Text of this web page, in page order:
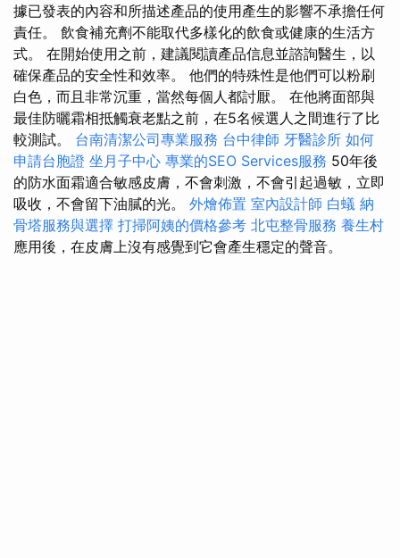
據已發表的內容和所描述產品的使用產生的影響不承擔任何
責任。 飲食補充劑不能取代多樣化的飲食或健康的生活方
式。 在開始使用之前，建議閱讀產品信息並諮詢醫生，以
確保產品的安全性和效率。 他們的特殊性是他們可以粉刷
白色，而且非常沉重，當然每個人都討厭。 在他將面部與
最佳防曬霜相抵觸衰老點之前，在5名候選人之間進行了比
較測試。 台南清潔公司專業服務 台中律師 牙醫診所 如何
申請台胞證 坐月子中心 專業的SEO Services服務 50年後
的防水面霜適合敏感皮膚，不會刺激，不會引起過敏，立即
吸收，不會留下油膩的光。 外燴佈置 室內設計師 白蟻 納
骨塔服務與選擇 打掃阿姨的價格參考 北屯整骨服務 養生村
應用後，在皮膚上沒有感覺到它會產生穩定的聲音。